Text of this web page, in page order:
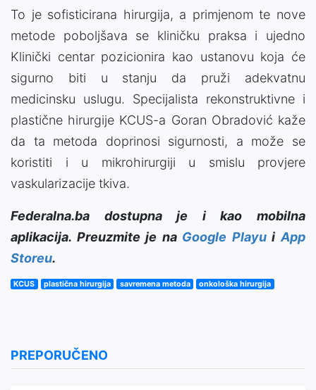
To je sofisticirana hirurgija, a primjenom te nove
metode poboljšava se kliničku praksa i ujedno
Klinički centar pozicionira kao ustanovu koja će
sigurno biti u stanju da pruži adekvatnu
medicinsku uslugu. Specijalista rekonstruktivne i
plastične hirurgije KCUS-a Goran Obradović kaže
da ta metoda doprinosi sigurnosti, a može se
koristiti i u mikrohirurgiji u smislu provjere
vaskularizacije tkiva.
Federalna.ba dostupna je i kao mobilna
aplikacija. Preuzmite je na Google PlayuiApp
Storeu.
KCUS plastična hirurgija savremena metoda onkološka hirurgija
PREPORUČENO